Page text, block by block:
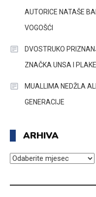
AUTORICE NATAŠE
VOGOŠĆI
DVOSTRUKO
ZNAČKA UNSA I
MUALLIMA NEDŽLA
GENERACIJE
ARHIVA
ARHIVA